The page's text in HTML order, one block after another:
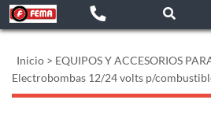
Inicio > EQUIPOS Y ACCESORIOS
Electrobombas 12/24 volts p/